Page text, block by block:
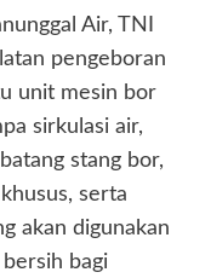
Air, TNI
pengeboran
unit mesin bor
sirkulasi air,
stang bor,
serta
akan digunakan
bagi